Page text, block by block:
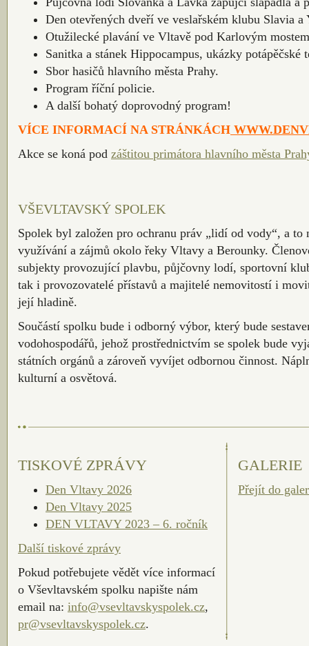
Den otevřených dveří ve veslařském klubu Slavia a
Otužilecké plavání ve Vltavě pod Karlovým
Sanitka a stánek Hippocampus, ukázky potápěčské
Sbor hasičů hlavního města Prahy.
Program říční policie.
A další bohatý doprovodný program!
VÍCE INFORMACÍ NA STRÁNKÁCH
Akce se koná pod záštitou primátora hlavního města
VŠEVLTAVSKÝ SPOLEK
Spolek byl založen pro ochranu práv „lidí od vody“, a to
využívání a zájmů okolo řeky Vltavy a Berounky.
subjekty provozující plavbu, půjčovny lodí, sportovní
tak i provozovatelé přístavů a majitelé nemovitostí i
její hladině.
Součástí spolku bude i odborný výbor, který bude
vodohospodářů, jehož prostřednictvím se spolek bude
státních orgánů a zároveň vyvíjet odbornou činnost.
kulturní a osvětová.
TISKOVÉ ZPRÁVY
Den Vltavy 2026
Den Vltavy 2025
DEN VLTAVY 2023 – 6. ročník
Další tiskové zprávy
Pokud potřebujete vědět více informací
o Vševltavském spolku napište nám
email na: info@vsevltavskyspolek.cz,
pr@vsevltavskyspolek.cz.
GALERIE
Přejít do